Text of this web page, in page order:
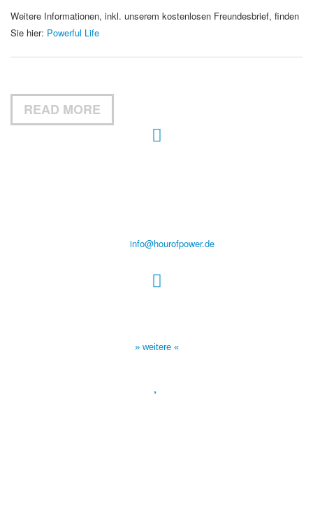
Weitere Informationen, inkl. unserem kostenlosen Freundesbrief, finden
Sie hier: Powerful Life
READ MORE
info@hourofpower.de
» weitere «